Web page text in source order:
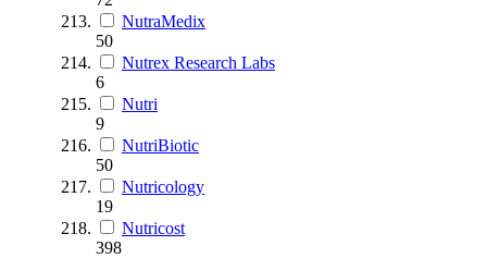
NutraMedix
50
Nutrex Research Labs
6
Nutri
9
NutriBiotic
50
Nutricology
19
Nutricost
398